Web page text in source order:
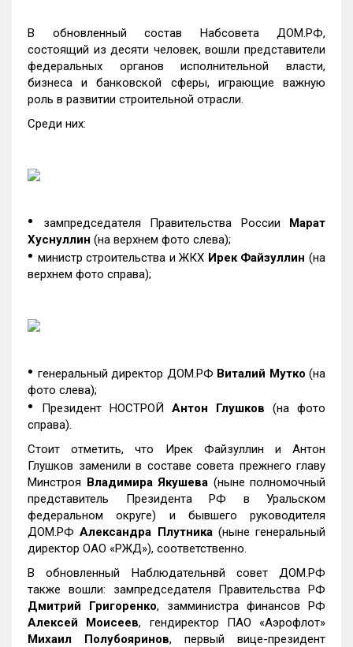
В обновленный состав Набсовета ДОМ.РФ,
состоящий из десяти человек, вошли представители
федеральных органов исполнительной власти,
бизнеса и банковской сферы, играющие важную
роль в развитии строительной отрасли.
Среди них:
• зампредседателя Правительства России Марат
Хуснуллин (на верхнем фото слева);
• министр строительства и ЖКХ Ирек Файзуллин(на
верхнем фото справа);
• генеральный директор ДОМ.РФ Виталий Мутко (на
фото слева);
• Президент НОСТРОЙ Антон Глушков (на фото
справа).
Стоит отметить, что Ирек Файзуллин и Антон
Глушков заменили в составе совета прежнего главу
Минстроя Владимира Якушева (ныне полномочный
представитель Президента РФ в Уральском
федеральном округе) и бывшего руководителя
ДОМ.РФАлександра Плутника(ныне генеральный
директор ОАО «РЖД»), соответственно.
В обновленный Наблюдательнвй совет ДОМ.РФ
также вошли: зампредседателя Правительства РФ
Дмитрий Григоренко, замминистра финансов РФ
Алексей Моисеев, гендиректор ПАО «Аэрофлот»
Михаил Полубояринов, первый вице-президент